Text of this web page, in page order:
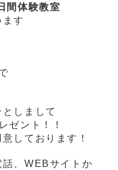
間体験教室
す
しまして
ゼント！！
しております！
、WEBサイトか